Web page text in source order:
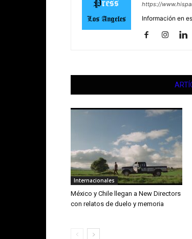
https://
Información en
Internacionales
México y Chile llegan a New Directors
con relatos de duelo y memoria